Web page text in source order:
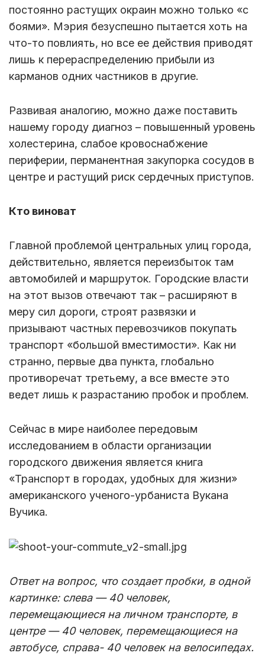
постоянно растущих окраин можно только «с
боями». Мэрия безуспешно пытается хоть на
что-то повлиять, но все ее действия приводят
лишь к перераспределению прибыли из
карманов одних частников в другие.
Развивая аналогию, можно даже поставить
нашему городу диагноз – повышенный уровень
холестерина, слабое кровоснабжение
периферии, перманентная закупорка сосудов в
центре и растущий риск сердечных приступов.
Кто виноват
Главной проблемой центральных улиц города,
действительно, является переизбыток там
автомобилей и маршруток. Городские власти
на этот вызов отвечают так – расширяют в
меру сил дороги, строят развязки и
призывают частных перевозчиков покупать
транспорт «большой вместимости». Как ни
странно, первые два пункта, глобально
противоречат третьему, а все вместе это
ведет лишь к разрастанию пробок и проблем.
Сейчас в мире наиболее передовым
исследованием в области организации
городского движения является книга
«Транспорт в городах, удобных для жизни»
американского ученого-урбаниста Вукана
Вучика.
Ответ на вопрос, что создает пробки, в одной
картинке: слева — 40 человек,
перемещающиеся на личном транспорте, в
центре — 40 человек, перемещающиеся на
автобусе, справа- 40 человек на велосипедах.